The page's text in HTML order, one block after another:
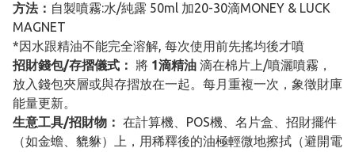
方法： 自製噴霧:水/純露 50ml 加20-30滴MONEY & LUCK
MAGNET
*因水跟精油不能完全溶解, 每次使用前先搖均後才噴
招財錢包/存摺儀式：
將 1滴精油 滴在棉片上/噴灑噴霧，
放入錢包夾層或與存摺放在一起。每月重複一次，象徵財庫
能量更新。
生意工具/招財物： 在計算機、POS機、名片盒、招財擺件
（如金蟾、貔貅）上，用稀釋後的油極輕微地擦拭（避開電